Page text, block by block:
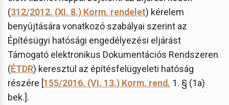
(312/2012. (XI. 8.) Korm. rendelet) kérelem
benyújtására vonatkozó szabályai szerint az
Építésügyi hatósági engedélyezési eljárást
Támogató elektronikus Dokumentációs Rendszeren
(ÉTDR) keresztül az építésfelügyeleti hatóság
részére [155/2016. (VI. 13.) Korm. rend. 1. § (1a)
bek.].